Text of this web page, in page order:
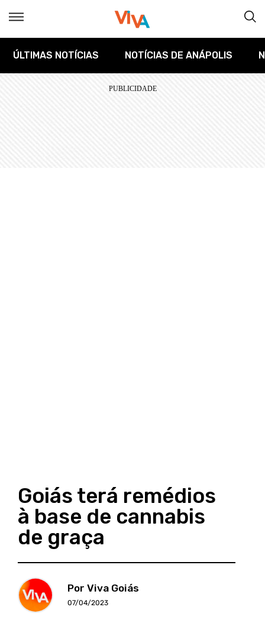
ÚLTIMAS NOTÍCIAS NOTÍCIAS DE ANÁPOLIS
Goiás terá remédios
à base de cannabis
de graça
Por Viva Goiás
07/04/2023